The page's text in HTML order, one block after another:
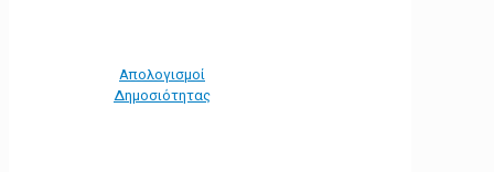
Απολογισμοί
Δημοσιότητας